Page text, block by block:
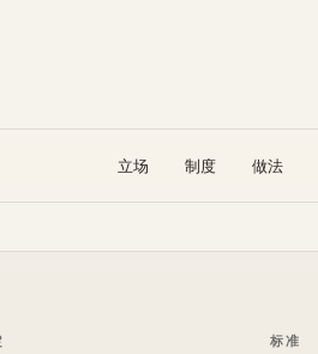
立场 制度 做法
标准